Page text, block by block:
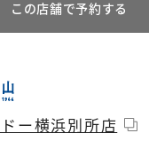
この店舗で予約する
ー横浜別所店